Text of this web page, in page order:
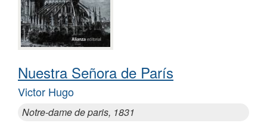
Nuestra Señora de París
Victor Hugo
Notre-dame de paris, 1831